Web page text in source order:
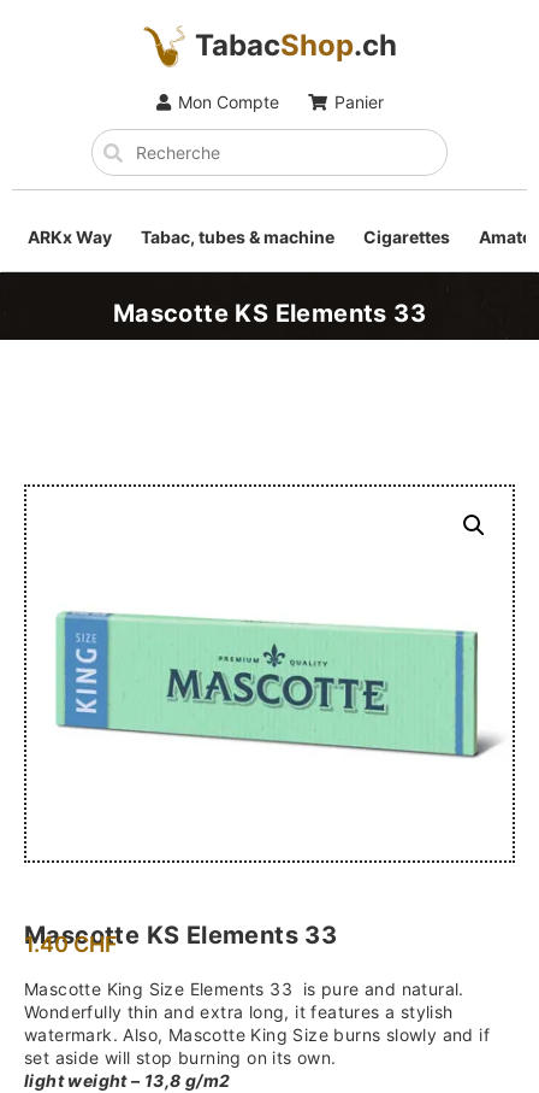
TabacShop.ch
Mon Compte Panier
ARKx Way Tabac, tubes & machine Cigarettes
Mascotte KS Elements 33
Mascotte KS Elements 33
1.40CHF
Mascotte King Size Elements 33 is pure and natural.
Wonderfully thin and extra long, it features a stylish
watermark. Also, Mascotte King Size burns slowly and if
set aside will stop burning on its own.
light weight – 13,8 g/m2